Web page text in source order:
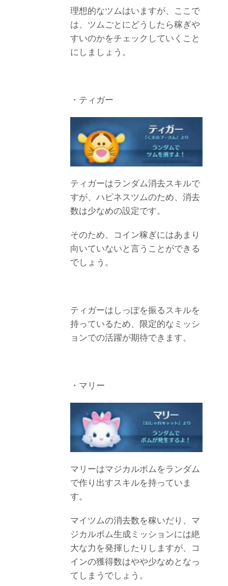
理想的なツムはいますが、ここで
は、ツムごとにどうしたら稼ぎや
すいのかをチェックしていくこと
にしましょう。
・ティガー
ティガーはランダム消去スキルで
すが、ハピネスツムのため、消去
数は少なめの設定です。
そのため、コイン稼ぎにはあまり
向いていないと言うことができる
でしょう。
ティガーはしっぽを振るスキルを
持っているため、限定的なミッシ
ョンでの活躍が期待できます。
・マリー
マリーはマジカルボムをランダム
で作り出すスキルを持っていま
す。
マイツムの消去数を稼いだり、マ
ジカルボム生成ミッションには絶
大な力を発揮したりしますが、コ
インの獲得数はやや少なめとなっ
てしまうでしょう。